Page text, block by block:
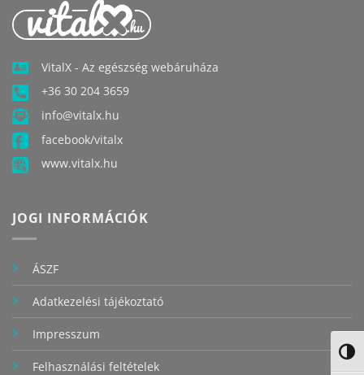
VitalX - Az egészség webáruháza
+36 30 204 3659
info@vitalx.hu
facebook/vitalx
www.vitalx.hu
JOGI INFORMÁCIÓK
ÁSZF
Adatkezelési tájékoztató
Impresszum
Felhasználási feltételek